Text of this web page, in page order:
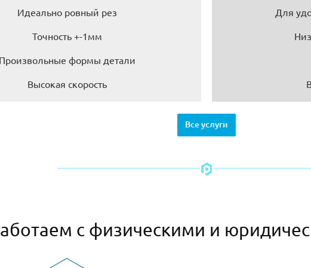
Идеально ровный рез
Точность +-1мм
формы детали
Высокая скорость
Для
Все услуги
с физическими и